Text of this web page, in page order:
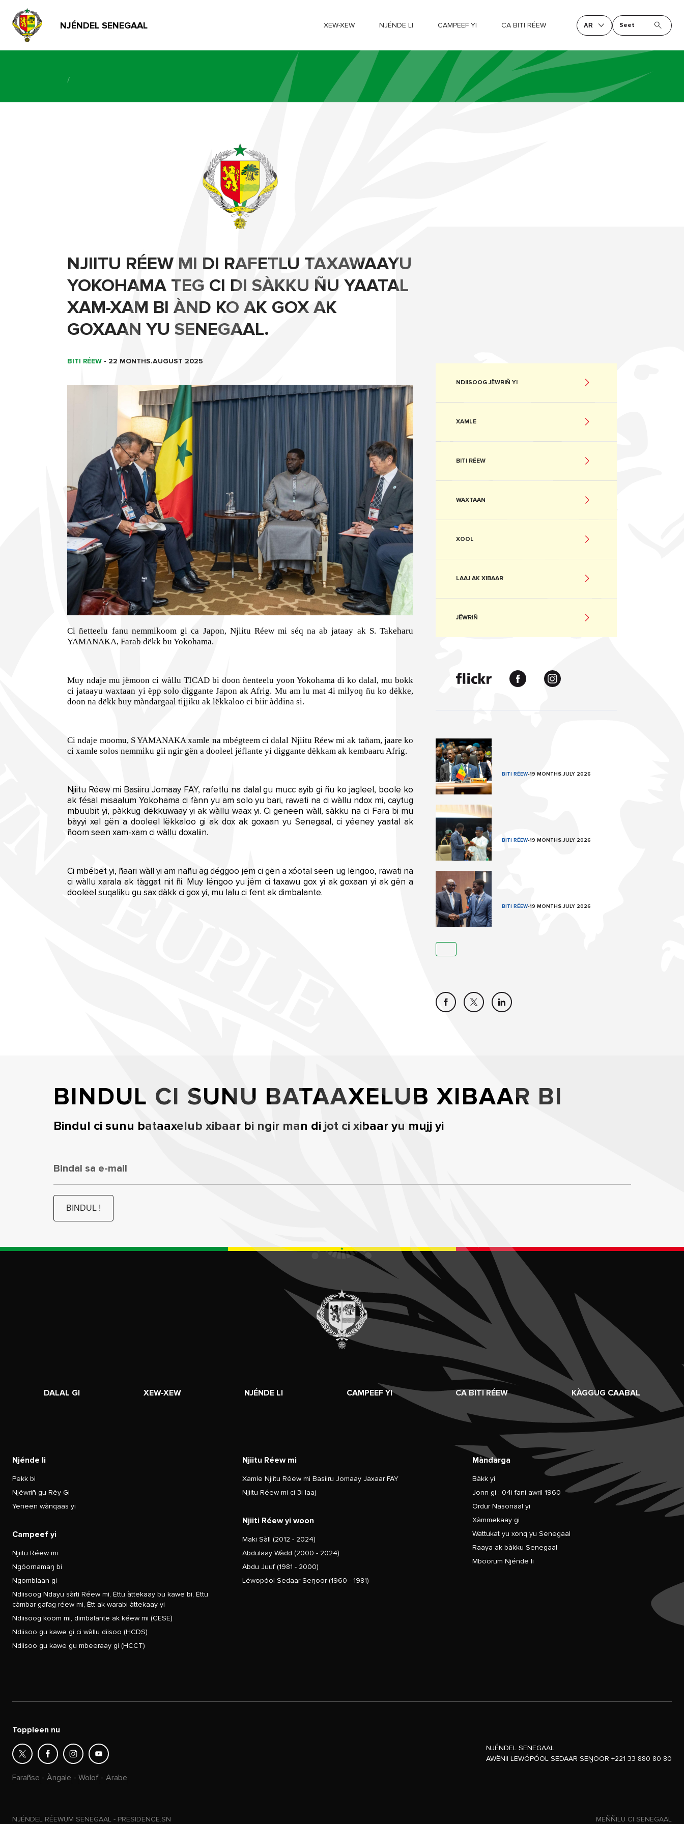
NJÉNDEL SENEGAAL XEW-XEW NJÉNDE LI CAMPEEF YI CA BITI RÉEW AR Seet
/
NJIITU RÉEW MI DI RAFETLU TAXAWAAYU
YOKOHAMA TEG CI DI SÀKKU ÑU YAATAL
XAM-XAM BI ÀND KO AK GOX AK
GOXAAN YU SENEGAAL.
BITI RÉEW - 22 MONTHS.AUGUST 2025
Ci ñetteelu fanu nemmikoom gi ca Japon, Njiitu Réew mi séq na ab jataay ak S. Takeharu
YAMANAKA, Farab dëkk bu Yokohama.
Muy ndaje mu jëmoon ci wàllu TICAD bi doon ñenteelu yoon Yokohama di ko dalal, mu bokk
ci jataayu waxtaan yi ëpp solo diggante Japon ak Afrig. Mu am lu mat 4i milyoŋ ñu ko dëkke,
doon na dëkk buy màndargaal tijjiku ak lëkkaloo ci biir àddina si.
Ci ndaje moomu, S YAMANAKA xamle na mbégteem ci dalal Njiitu Réew mi ak tañam, jaare ko
ci xamle solos nemmiku gii ngir gën a dooleel jëflante yi diggante dëkkam ak kembaaru Afrig.
Njiitu Réew mi Basiiru Jomaay FAY, rafetlu na dalal gu mucc ayib gi ñu ko jagleel, boole ko
ak fésal misaalum Yokohama ci fànn yu am solo yu bari, rawati na ci wàllu ndox mi, caytug
mbuubit yi, pàkkug dëkkuwaay yi ak wàllu waax yi. Ci geneen wàll, sàkku na ci Fara bi mu
bàyyi xel gën a dooleel lëkkaloo gi ak dox ak goxaan yu Senegaal, ci yéeney yaatal ak
ñoom seen xam-xam ci wàllu doxaliin.
Ci mbébet yi, ñaari wàll yi am nañu ag déggoo jëm ci gën a xóotal seen ug lëngoo, rawati na
ci wàllu xarala ak tàggat nit ñi. Muy lëngoo yu jëm ci taxawu gox yi ak goxaan yi ak gën a
dooleel suqaliku gu sax dàkk ci gox yi, mu lalu ci fent ak dimbalante.
NDIISOOG JËWRIÑ YI
XAMLE
BITI RÉEW
WAXTAAN
XOOL
LAAJ AK XIBAAR
JËWRIÑ
BITI RÉEW-19 MONTHS.JULY 2026
BITI RÉEW-19 MONTHS.JULY 2026
BITI RÉEW-19 MONTHS.JULY 2026
BINDUL CI SUNU BATAAXELUB XIBAAR BI
Bindul ci sunu bataaxelub xibaar bi ngir man di jot ci xibaar yu mujj yi
Bindal sa e-mail
BINDUL !
DALAL GI XEW-XEW NJÉNDE LI CAMPEEF YI CA BITI RÉEW KÀGGUG CAABAL
Njénde li
Pekk bi
Njëwriñ gu Rëy Gi
Yeneen wànqaas yi
Campeef yi
Njiitu Réew mi
Ngóornamaŋ bi
Ngomblaan gi
Ndiisoog Ndayu sàrti Réew mi, Ëttu àttekaay bu kawe bi, Ëttu
càmbar gafag réew mi, Ëtt ak warabi àttekaay yi
Ndiisoog koom mi, dimbalante ak kéew mi (CESE)
Ndiisoo gu kawe gi ci wàllu diisoo (HCDS)
Ndiisoo gu kawe gu mbeeraay gi (HCCT)
Njiitu Réew mi
Xamle Njiitu Réew mi Basiiru Jomaay Jaxaar FAY
Njiitu Réew mi ci 3i laaj
Njiiti Réew yi woon
Maki Sàll (2012 - 2024)
Abdulaay Wàdd (2000 - 2024)
Abdu Juuf (1981 - 2000)
Léwopóol Sedaar Seŋoor (1960 - 1981)
Màndarga
Bàkk yi
Jonn gi : 04i fani awril 1960
Ordur Nasonaal yi
Xàmmekaay gi
Wattukat yu xonq yu Senegaal
Raaya ak bàkku Senegaal
Mboorum Njénde li
Toppleen nu
Farañse - Àngale - Wolof - Arabe
NJÉNDEL SENEGAAL
AWËNII LEWÓPÓOL SEDAAR SEŊOOR +221 33 880 80 80
NJÉNDEL RÉEWUM SENEGAAL - PRESIDENCE.SN MEÑÑILU CI SENEGAAL